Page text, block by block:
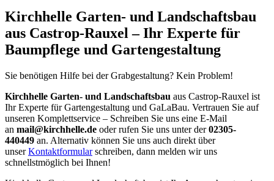
Kirchhelle Garten- und Landschaftsbau
aus Castrop-Rauxel – Ihr Experte für
Baumpflege und Gartengestaltung
Sie benötigen Hilfe bei der Grabgestaltung? Kein Problem!
Kirchhelle Garten- und Landschaftsbau aus Castrop-Rauxel ist
Ihr Experte für Gartengestaltung und GaLaBau. Vertrauen Sie auf
unseren Komplettservice – Schreiben Sie uns eine E-Mail
an mail@kirchhelle.de oder rufen Sie uns unter der02305-
440449 an. Alternativ können Sie uns auch direkt über
unserKontaktformularschreiben, dann melden wir uns
schnellstmöglich bei Ihnen!